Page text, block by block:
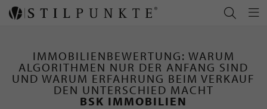
IMMOBILIENBEWERTUNG: WARUM
ALGORITHMEN NUR DER ANFANG SIND
UND WARUM ERFAHRUNG BEIM VERKAUF
DEN UNTERSCHIED MACHT
BSK IMMOBILIEN